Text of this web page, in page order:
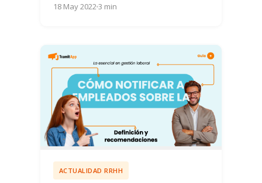
inconvenientes.
18 May 20223 min
ACTUALIDAD RRHH